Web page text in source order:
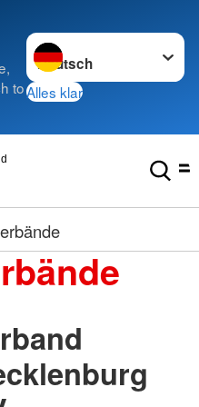
to
Sprache wechseln zu
Alles klar